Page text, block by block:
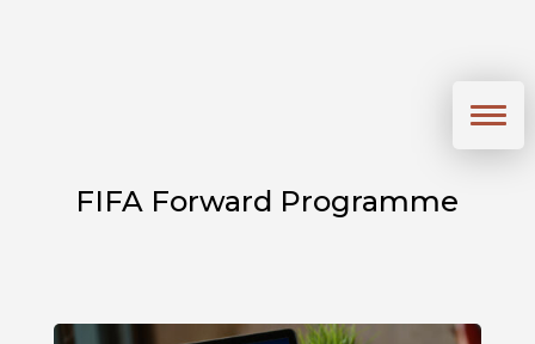
FIFA Forward Programme